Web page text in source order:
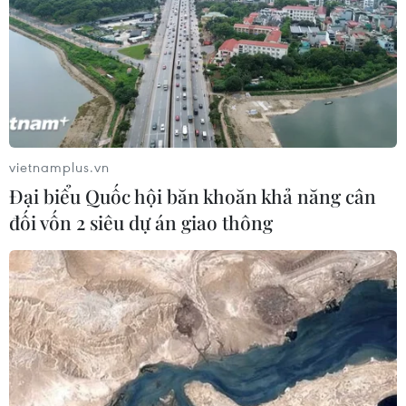
TIN LIÊN QUAN
Những hệ lụy của việc giá
vietnamplus.vn
Đại biểu Quốc hội băn khoăn khả năng cân
đối vốn 2 siêu dự án giao thông